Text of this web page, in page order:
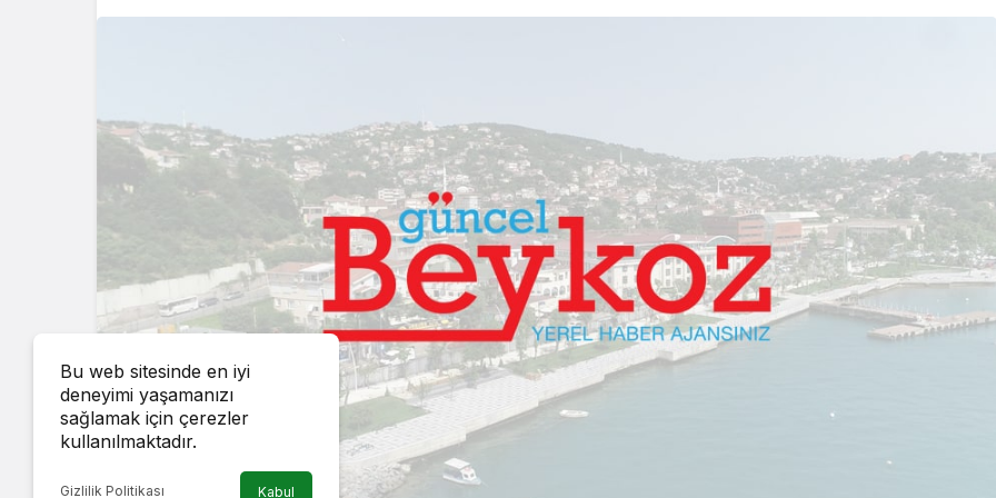
Bu web sitesinde en iyi
deneyimi yaşamanızı
sağlamak için çerezler
kullanılmaktadır.
Gizlilik Politikası Kabul